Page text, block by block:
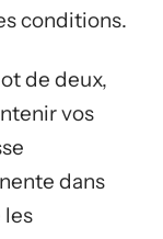
conditions.
de deux,
vos
dans
les